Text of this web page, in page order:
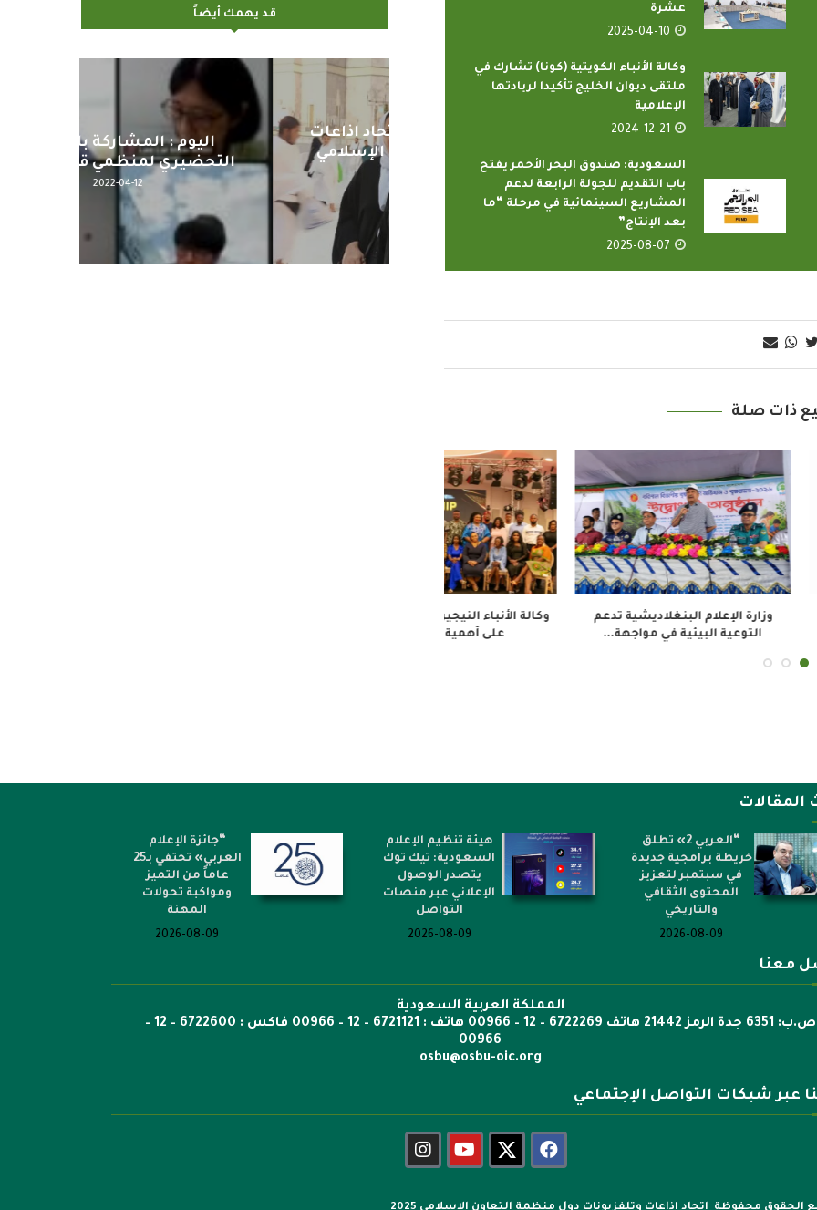
عشرة
2025-04-10
وكالة الأنباء الكويتية (كونا) تشارك في
ملتقى ديوان الخليج تأكيدا لريادتها
الإعلامية
2024-12-21
السعودية: صندوق البحر الأحمر يفتح
باب التقديم للجولة الرابعة لدعم
المشاريع السينمائية في مرحلة “ما
بعد الإنتاج”
2025-08-07
ذات صلة
تسلط الضوء
التعلم...
وكالة الأنباء النيجيرية: اتفاقية صينية
نيجيرية لتعزيز التبادل...
قد يهمك أيضاً
الدارسون باكاديمية اتحاد اذاعات
يؤدون ...
اليوم : المشاركة بالاجتماع
التحضيري لمنظمي قمة اسيا...
2022-04-12
المقالات
“العربي 2» تطلق
خريطة برامجية جديدة
في سبتمبر لتعزيز
المحتوى الثقافي
والتاريخي
2026-08-09
هيئة تنظيم الإعلام
السعودية: تيك توك
يتصدر الوصول
الإعلاني عبر منصات
التواصل
2026-08-09
“جائزة الإعلام
العربي» تحتفي بـ25
عاماً من التميز
ومواكبة تحولات
المهنة
2026-08-09
معنا
المملكة العربية السعودية
ص.ب: 6351 جدة الرمز 21442 هاتف 6722269 – 12 – 00966 هاتف : 6721121 – 12 – 00966 فاكس : 6722600 – 12 –
00966
osbu@osbu-oic.org
عبر شبكات التواصل الإجتماعي